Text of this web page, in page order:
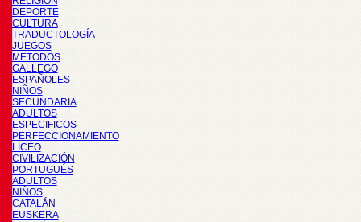
DEPORTE
CULTURA
TRADUCTOLOGÍA
JUEGOS
METODOS
GALLEGO
ESPAÑOLES
NIÑOS
SECUNDARIA
ADULTOS
ESPECIFICOS
PERFECCIONAMIENTO
LICEO
CIVILIZACIÓN
PORTUGUÉS
ADULTOS
NIÑOS
CATALÁN
EUSKERA